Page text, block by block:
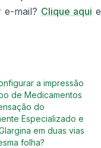
e-mail? Clique aqui e
a impressão
de Medicamentos
do
Especializado e
em duas vias
folha?